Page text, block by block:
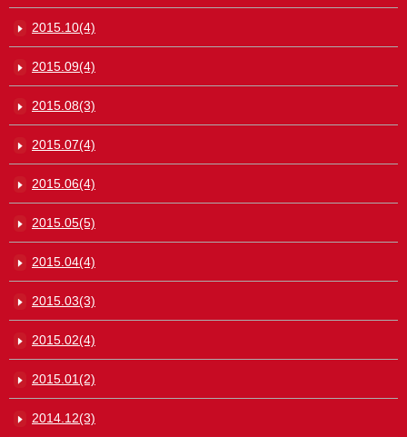
2015.10(4)
2015.09(4)
2015.08(3)
2015.07(4)
2015.06(4)
2015.05(5)
2015.04(4)
2015.03(3)
2015.02(4)
2015.01(2)
2014.12(3)